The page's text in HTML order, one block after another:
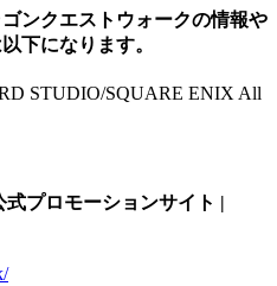
ンクエストウォークの情報や
下になります。
STUDIO/SQUARE ENIX All
式プロモーションサイト |